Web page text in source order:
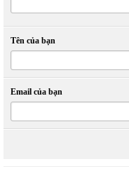
Tên của bạn
Email của bạn